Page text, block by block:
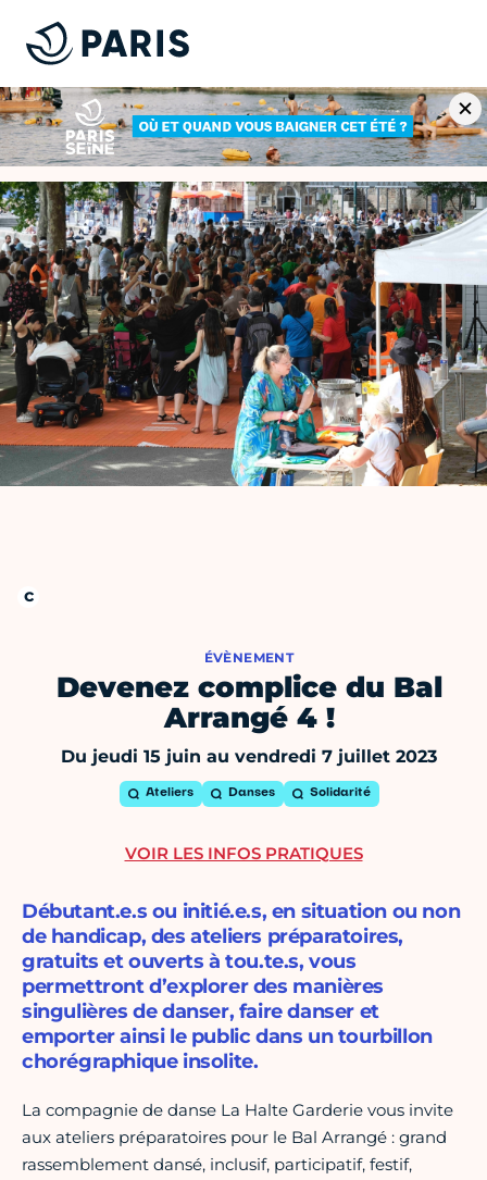
ÉVÈNEMENT
Devenez complice du Bal
Arrangé 4 !
Du jeudi 15 juin au vendredi 7 juillet 2023
Ateliers Danses Solidarité
Débutant.e.s ou initié.e.s, en situation ou non
de handicap, des ateliers préparatoires,
gratuits et ouverts à tou.te.s, vous
permettront d’explorer des manières
singulières de danser, faire danser et
emporter ainsi le public dans un tourbillon
chorégraphique insolite.
La compagnie de danse La Halte Garderie vous invite
aux ateliers préparatoires pour le Bal Arrangé : grand
rassemblement dansé, inclusif, participatif, festif,
VOIR LES INFOS PRATIQUES